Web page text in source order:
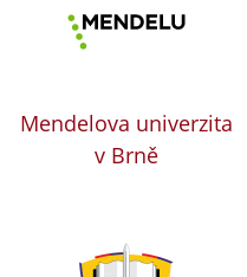
Mendelova univerzita
v Brně